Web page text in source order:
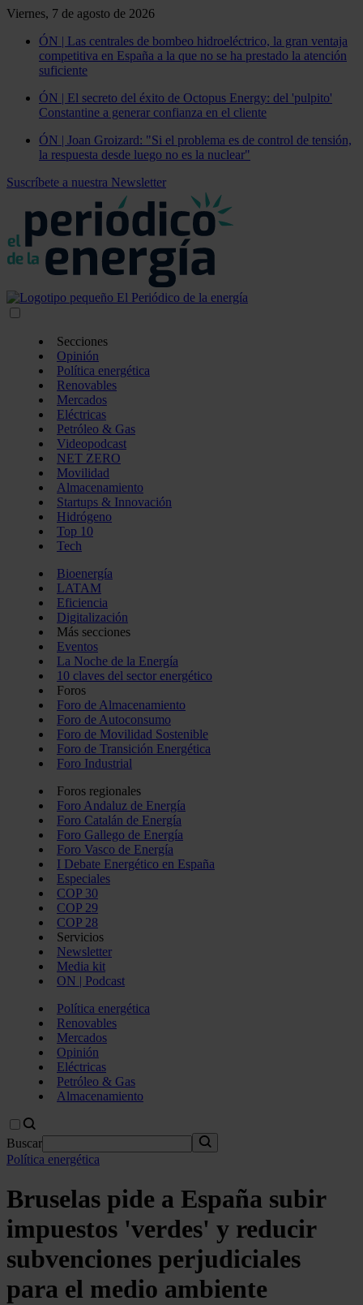
Viernes, 7 de agosto de 2026
ÓN | Las centrales de bombeo hidroeléctrico, la gran ventaja
competitiva en España a la que no se ha prestado la atención
suficiente
ÓN | El secreto del éxito de Octopus Energy: del 'pulpito'
Constantine a generar confianza en el cliente
ÓN | Joan Groizard: "Si el problema es de control de tensión,
la respuesta desde luego no es la nuclear"
Suscríbete a nuestra Newsletter
Secciones
Opinión
Política energética
Renovables
Mercados
Eléctricas
Petróleo & Gas
Videopodcast
NET ZERO
Movilidad
Almacenamiento
Startups & Innovación
Hidrógeno
Top 10
Tech
Bioenergía
LATAM
Eficiencia
Digitalización
Más secciones
Eventos
La Noche de la Energía
10 claves del sector energético
Foros
Foro de Almacenamiento
Foro de Autoconsumo
Foro de Movilidad Sostenible
Foro de Transición Energética
Foro Industrial
Foros regionales
Foro Andaluz de Energía
Foro Catalán de Energía
Foro Gallego de Energía
Foro Vasco de Energía
I Debate Energético en España
Especiales
COP 30
COP 29
COP 28
Servicios
Newsletter
Media kit
ON | Podcast
Política energética
Renovables
Mercados
Opinión
Eléctricas
Petróleo & Gas
Almacenamiento
Buscar
Política energética
Bruselas pide a España subir
impuestos 'verdes' y reducir
subvenciones perjudiciales
para el medio ambiente